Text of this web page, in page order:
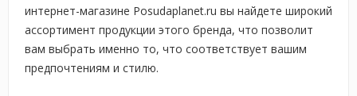
интернет-магазине Posudaplanet.ru вы найдете широкий
ассортимент продукции этого бренда, что позволит
вам выбрать именно то, что соответствует вашим
предпочтениям и стилю.